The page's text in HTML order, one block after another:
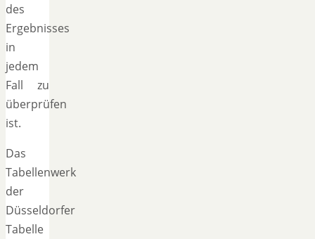
des
Ergebnisses
in
jedem
Fall zu
überprüfen
ist.
Das
Tabellenwerk
der
Düsseldorfer
Tabelle